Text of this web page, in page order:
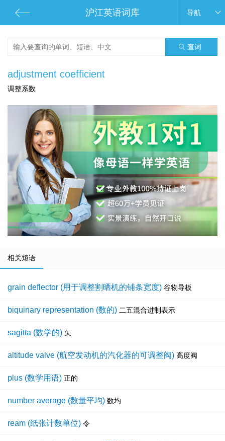
沪江英语词库 导航
查词
adjustment coefficient
调整系数
相关短语
grain deflector (用于调整割晒机的铺条宽度) 谷物导板
biquinary representation (数的) 二五混合进制表示
sagitta (数学的) 矢
altitude valve (航空发动机的汽化器的可调整阀) 高度阀
plus (数学用语) 正的
number average (数量平均) 数均
ream (纸张计数单位) 令